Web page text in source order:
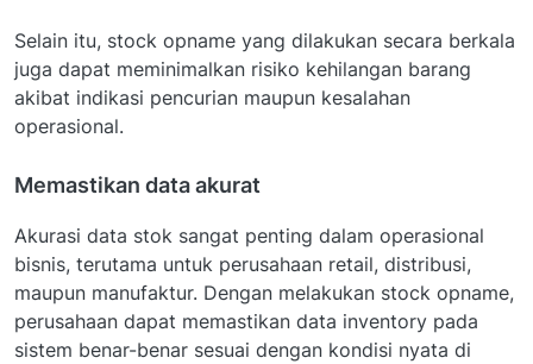
Selain itu, stock opname yang dilakukan secara berkala
juga dapat meminimalkan risiko kehilangan barang
akibat indikasi pencurian maupun kesalahan
operasional.
Memastikan data akurat
Akurasi data stok sangat penting dalam operasional
bisnis, terutama untuk perusahaan retail, distribusi,
maupun manufaktur. Dengan melakukan stock opname,
perusahaan dapat memastikan data inventory pada
sistem benar-benar sesuai dengan kondisi nyata di